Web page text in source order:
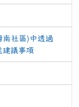
南社區)中透過
議事項